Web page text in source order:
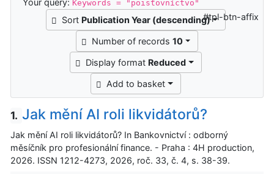
Keywords = "poisťovníctvo"
Sort Publication Year (descending)
Number of records 10
Display format Reduced
Add to basket
#tpl-btn-affix
1. Jak mění AI roli likvidátorů?
Jak mění AI roli likvidátorů? In Bankovnictví : odborný
měsíčník pro profesionální finance. - Praha : 4H production,
2026. ISSN 1212-4273, 2026, roč. 33, č. 4, s. 38-39.